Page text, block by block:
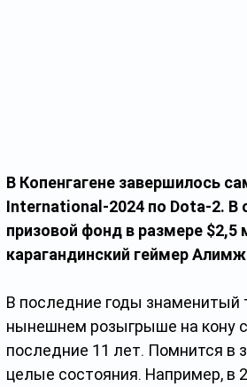
В Копенгагене завершилось
International-2024 по Dota-2. В
призовой фонд в размере $2,5
карагандинский геймер
В последние годы знаменитый
нынешнем розыгрыше на кону
последние 11 лет. Помнится в
целые состояния. Например, в